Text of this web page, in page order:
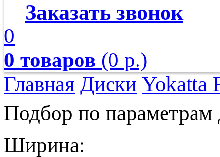
Заказать звонок
0
0 товаров (0 р.)
Главная Диски Yokatta
Подбор по параметрам
Ширина: